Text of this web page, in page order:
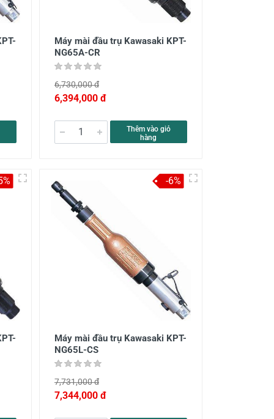
Máy mài đầu trụ Kawasaki KPT-
NG65A-CR
6,730,000 đ
6,394,000 đ
Thêm vào giỏ
hàng
Máy mài đầu trụ Kawasaki KPT-
NG65L-CS
7,731,000 đ
7,344,000 đ
-6%